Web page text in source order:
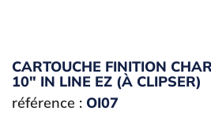
CARTOUCHE FINITION
10" IN LINE EZ (À CLIPSER)
référence : OI07